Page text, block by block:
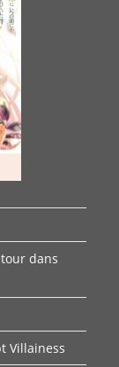
dans
Villainess